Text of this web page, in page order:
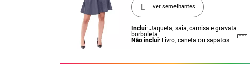
L ver semelhantes
Inclui: Jaqueta, saia, camisa e gravata
borboleta
Não inclui: Livro, caneta ou sapatos